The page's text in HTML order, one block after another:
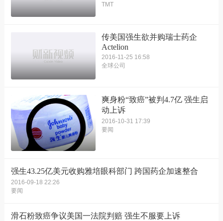
TMT
传美国强生欲并购瑞士药企
Actelion
2016-11-25 16:58
全球公司
爽身粉“致癌”被判4.7亿 强生启
动上诉
2016-10-31 17:39
要闻
强生43.25亿美元收购雅培眼科部门 跨国药企加速整合
2016-09-18 22:26
要闻
滑石粉致癌争议美国一法院判赔 强生不服要上诉